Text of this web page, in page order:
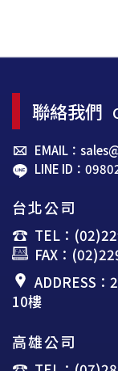
聯絡我們
EMAIL：
LINE ID：
台北公司
TEL：
FAX：
ADDRESS
10樓
高雄公司